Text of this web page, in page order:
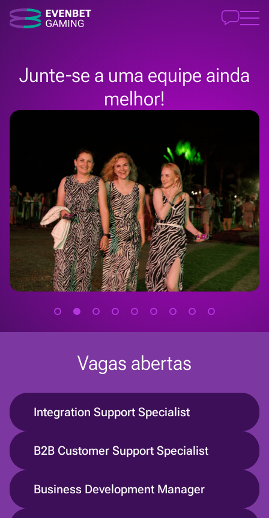
Junte-se a uma equipe ainda
melhor!
Vagas abertas
Integration Support Specialist
B2B Customer Support Specialist
Business Development Manager